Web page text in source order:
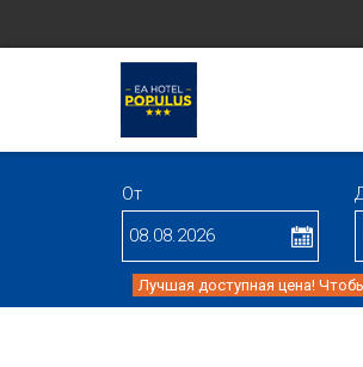
От
Лучшая доступная цена!